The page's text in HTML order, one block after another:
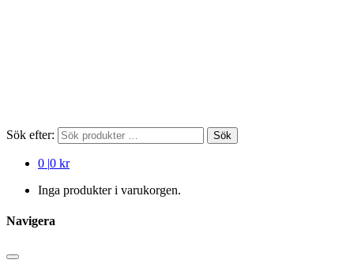
Sök efter: Sök
0 |0 kr
Inga produkter i varukorgen.
Navigera